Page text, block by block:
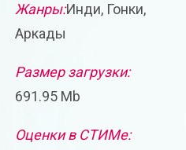
Жанры:Инди, Гонки,
Аркады
Размер загрузки:
691.95 Mb
Оценки в СТИМе: